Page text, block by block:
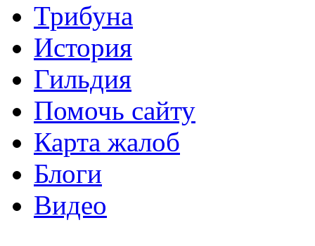
Трибуна
История
Гильдия
Помочь сайту
Карта жалоб
Блоги
Видео